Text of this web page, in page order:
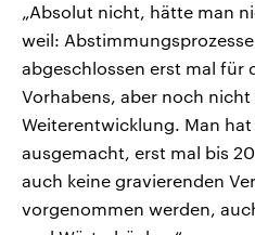
„Absolut nicht, hätte man
weil:
abgeschlossen erst mal für
Vorhabens, aber noch
Weiterentwicklung. Man
ausgemacht, erst mal bis
auch keine gravierenden
vorgenommen werden,